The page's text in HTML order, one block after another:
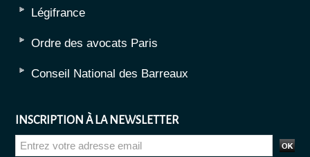
Légifrance
Ordre des avocats Paris
Conseil National des Barreaux
INSCRIPTION À LA NEWSLETTER